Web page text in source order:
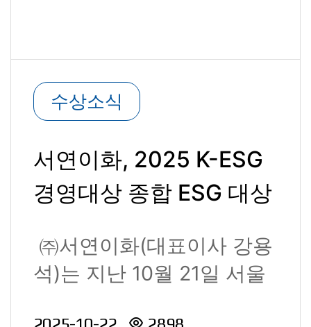
수상소식
서연이화, 2025 K-ESG
경영대상 종합 ESG 대상
㈜서연이화(대표이사 강용
석)는 지난 10월 21일 서울